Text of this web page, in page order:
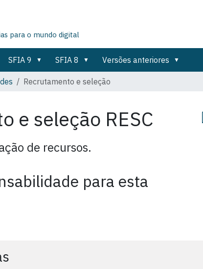
para o mundo digital
SFIA 9 SFIA 8 Versões anteriores
Recrutamento e seleção
e seleção RESC
de recursos.
para esta